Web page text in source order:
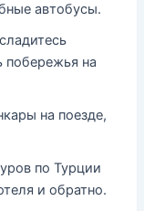
автобусы.
побережья на
на поезде,
по Турции
и обратно.